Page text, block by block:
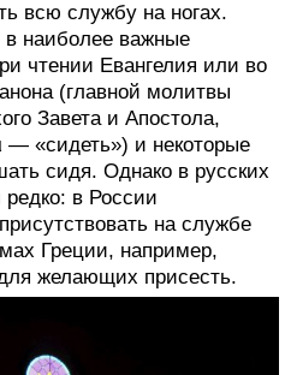
всю службу на ногах.
в наиболее важные
чтении Евангелия или во
(главной молитвы
Завета и Апостола,
— «сидеть») и некоторые
сидя. Однако в русских
в России
на службе
Греции, например,
желающих присесть.